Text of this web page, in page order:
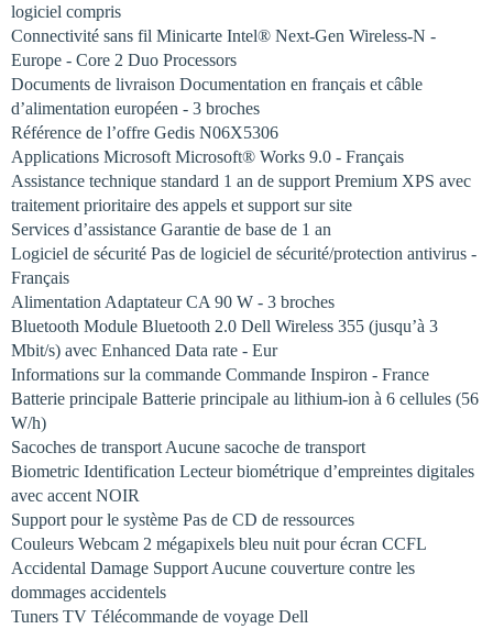
logiciel compris
Connectivité sans fil Minicarte Intel® Next-Gen Wireless-N -
Europe - Core 2 Duo Processors
Documents de livraison Documentation en français et câble
d’alimentation européen - 3 broches
Référence de l’offre Gedis N06X5306
Applications Microsoft Microsoft® Works 9.0 - Français
Assistance technique standard 1 an de support Premium XPS avec
traitement prioritaire des appels et support sur site
Services d’assistance Garantie de base de 1 an
Logiciel de sécurité Pas de logiciel de sécurité/protection antivirus -
Français
Alimentation Adaptateur CA 90 W - 3 broches
Bluetooth Module Bluetooth 2.0 Dell Wireless 355 (jusqu’à 3
Mbit/s) avec Enhanced Data rate - Eur
Informations sur la commande Commande Inspiron - France
Batterie principale Batterie principale au lithium-ion à 6 cellules (56
W/h)
Sacoches de transport Aucune sacoche de transport
Biometric Identification Lecteur biométrique d’empreintes digitales
avec accent NOIR
Support pour le système Pas de CD de ressources
Couleurs Webcam 2 mégapixels bleu nuit pour écran CCFL
Accidental Damage Support Aucune couverture contre les
dommages accidentels
Tuners TV Télécommande de voyage Dell